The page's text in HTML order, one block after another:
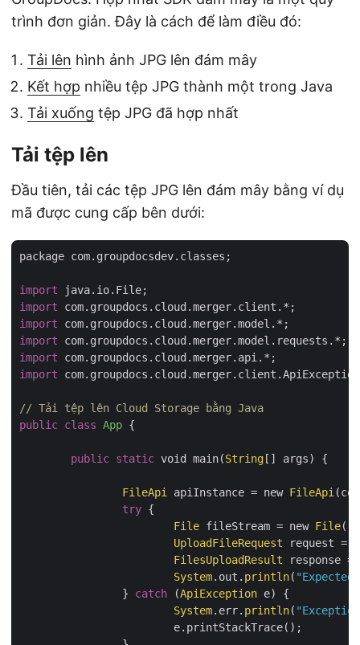
trình đơn giản. Đây là cách để làm điều đó:
Tải lên hình ảnh JPG lên đám mây
Kết hợp nhiều tệp JPG thành một trong Java
Tải xuống tệp JPG đã hợp nhất
Tải tệp lên
Đầu tiên, tải các tệp JPG lên đám mây bằng ví dụ
mã được cung cấp bên dưới:
package com.groupdocsdev.classes;
import
import
import
import
import
import
// Tải tệp lên Cloud Storage bằng Java
public class App {
public static void main(String [] args) {
FileApi apiInstance = new FileApi
try {
File fileStream = new File(
UploadFileRequest request =
FilesUploadResult response
System.out. println(
		}
catch (ApiException e) {
System.err. println(